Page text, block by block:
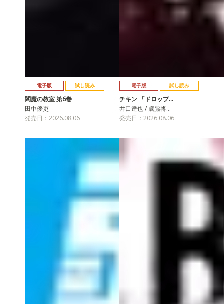
電子版 試し読み
閻魔の教室 第6巻
田中優吏
発売日：2026.08.06
電子版 試し読み
チキン 「ドロップ…
井口達也 / 歳脇将…
発売日：2026.08.06